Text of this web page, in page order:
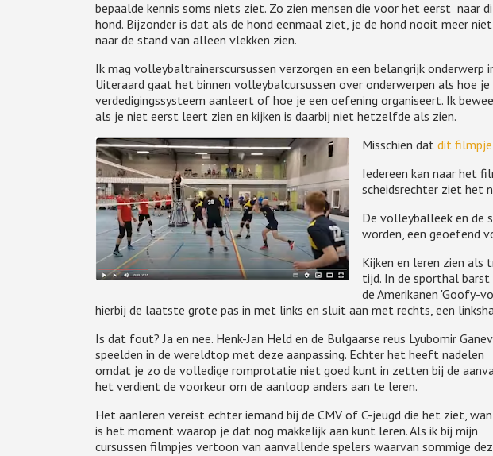
bepaalde kennis soms niets ziet. Zo zien mensen die voor het eerst naar
hond. Bijzonder is dat als de hond eenmaal ziet, je de hond nooit meer
naar de stand van alleen vlekken zien.
Ik mag volleybaltrainerscursussen verzorgen en een belangrijk onderwerp
Uiteraard gaat het binnen volleybalcursussen over onderwerpen als hoe
verdedigingssysteem aanleert of hoe je een oefening organiseert. Ik
als je niet eerst leert zien en kijken is daarbij niet hetzelfde als zien.
Misschien dat dit filmpje
Iedereen kan naar het
scheidsrechter ziet het
De volleyballeek en de
worden, een geoefend
Kijken en leren zien als
tijd. In de sporthal barst
de Amerikanen 'Goofy-
hierbij de laatste grote pas in met links en sluit aan met rechts, een
Is dat fout? Ja en nee. Henk-Jan Held en de Bulgaarse reus Lyubomir Ganev
speelden in de wereldtop met deze aanpassing. Echter het heeft nadelen
omdat je zo de volledige romprotatie niet goed kunt in zetten bij de
het verdient de voorkeur om de aanloop anders aan te leren.
Het aanleren vereist echter iemand bij de CMV of C-jeugd die het ziet,
is het moment waarop je dat nog makkelijk aan kunt leren. Als ik bij mijn
cursussen filmpjes vertoon van aanvallende spelers waarvan sommige